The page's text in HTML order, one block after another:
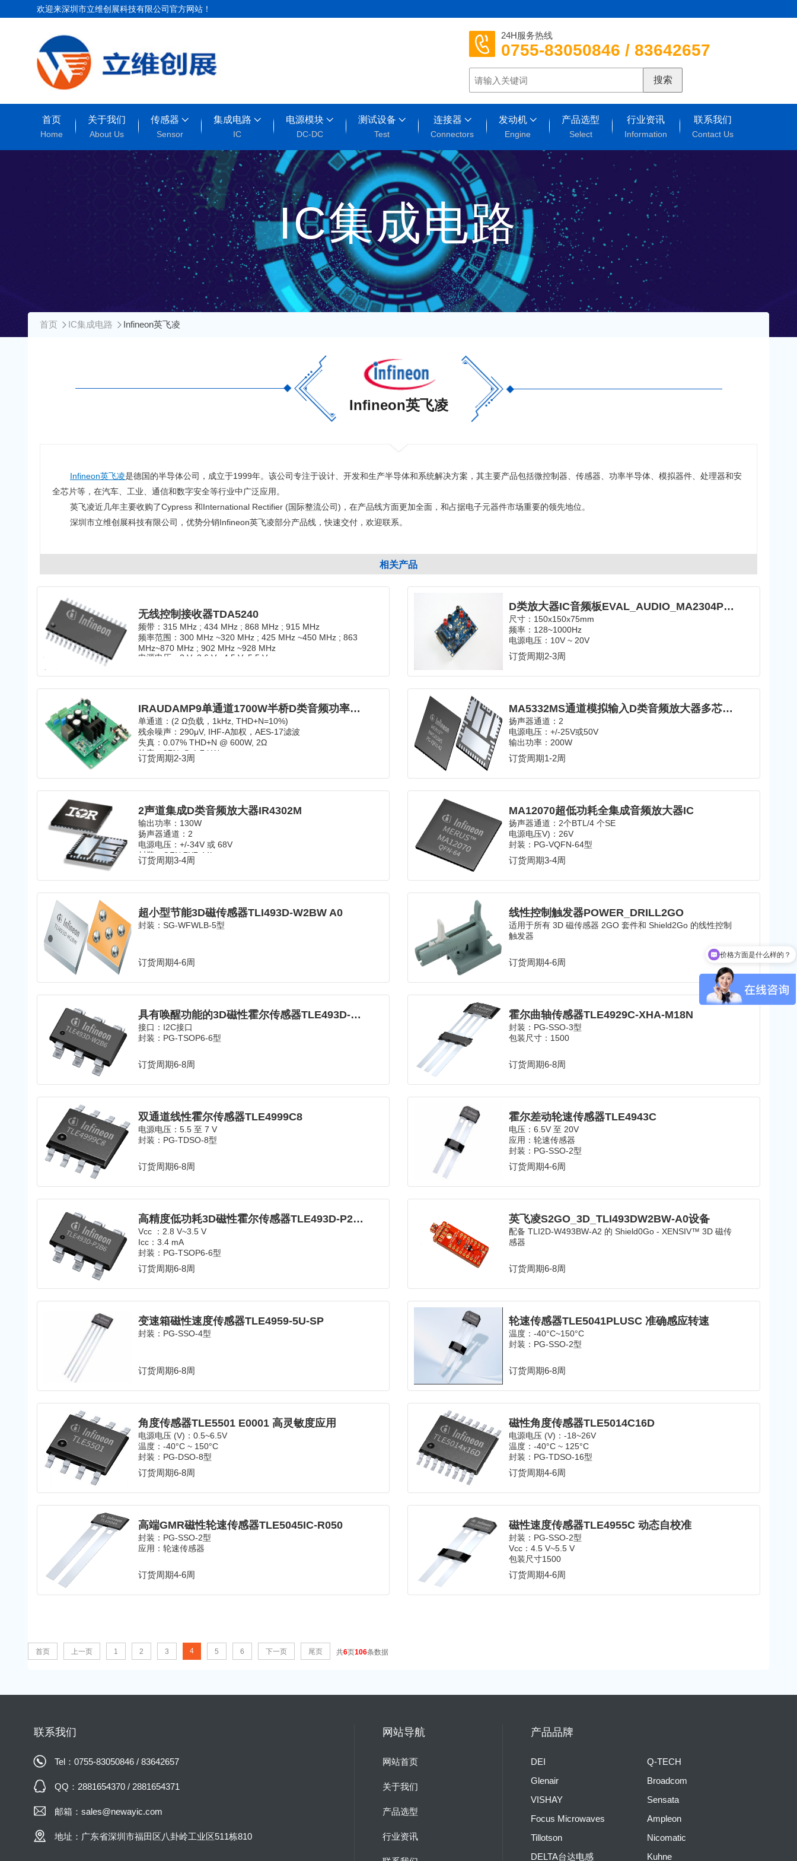
欢迎来深圳市立维创展科技有限公司官方网站！
24H服务热线
0755-83050846 / 83642657
搜索
首页
Home
关于我们
About Us
传感器
Sensor
集成电路
IC
电源模块
DC-DC
测试设备
Test
连接器
Connectors
发动机
Engine
产品选型
Select
行业资讯
Information
联系我们
Contact Us
IC集成电路
首页 IC集成电路 Infineon英飞凌
Infineon英飞凌
Infineon英飞凌是德国的半导体公司，成立于1999年。该公司专注于设计、开发和生产半导体和系统解决方案，其主要产品包括微控制器、传感器、功率半导体、模拟器件、处理器和安
全芯片等，在汽车、工业、通信和数字安全等行业中广泛应用。
英飞凌近几年主要收购了Cypress 和International Rectifier (国际整流公司)，在产品线方面更加全面，和占据电子元器件市场重要的领先地位。
深圳市立维创展科技有限公司，优势分销Infineon英飞凌部分产品线，快速交付，欢迎联系。
相关产品
无线控制接收器TDA5240
频带：315 MHz ; 434 MHz ; 868 MHz ; 915 MHz
频率范围：300 MHz ~320 MHz ; 425 MHz ~450 MHz ; 863
MHz~870 MHz ; 902 MHz ~928 MHz
电源电压：3 V~3.6 V ; 4.5 V~5.5 V
D类放大器IC音频板EVAL_AUDIO_MA2304PNS_B
尺寸：150x150x75mm
频率：128~1000Hz
电源电压：10V ~ 20V
订货周期2-3周
IRAUDAMP9单通道1700W半桥D类音频功率放大器
单通道：(2 Ω负载，1kHz, THD+N=10%)
残余噪声：290μV, IHF-A加权，AES-17滤波
失真：0.07% THD+N @ 600W, 2Ω
效率：97% @ 1.7 kW
订货周期2-3周
MA5332MS通道模拟输入D类音频放大器多芯片模块
扬声器通道：2
电源电压：+/-25V或50V
输出功率：200W
订货周期1-2周
2声道集成D类音频放大器IR4302M
输出功率：130W
扬声器通道：2
电源电压：+/-34V 或 68V
封装：QFN 7X7 44L
订货周期3-4周
MA12070超低功耗全集成音频放大器IC
扬声器通道：2个BTL/4 个SE
电源电压V)：26V
封装：PG-VQFN-64型
订货周期3-4周
超小型节能3D磁传感器TLI493D-W2BW A0
封装：SG-WFWLB-5型
订货周期4-6周
线性控制触发器POWER_DRILL2GO
适用于所有 3D 磁传感器 2GO 套件和 Shield2Go 的线性控制
触发器
订货周期4-6周
具有唤醒功能的3D磁性霍尔传感器TLE493D-W2B6 A0
接口：I2C接口
封装：PG-TSOP6-6型
订货周期6-8周
霍尔曲轴传感器TLE4929C-XHA-M18N
封装：PG-SSO-3型
包装尺寸：1500
订货周期6-8周
双通道线性霍尔传感器TLE4999C8
电源电压：5.5 至 7 V
封装：PG-TDSO-8型
订货周期6-8周
霍尔差动轮速传感器TLE4943C
电压：6.5V 至 20V
应用：轮速传感器
封装：PG-SSO-2型
订货周期4-6周
高精度低功耗3D磁性霍尔传感器TLE493D-P2B6 A0
Vcc ：2.8 V~3.5 V
Icc：3.4 mA
封装：PG-TSOP6-6型
订货周期6-8周
英飞凌S2GO_3D_TLI493DW2BW-A0设备
配备 TLI2D-W493BW-A2 的 Shield0Go - XENSIV™ 3D 磁传
感器
订货周期6-8周
变速箱磁性速度传感器TLE4959-5U-SP
封装：PG-SSO-4型
订货周期6-8周
轮速传感器TLE5041PLUSC 准确感应转速
温度：-40°C~150°C
封装：PG-SSO-2型
订货周期6-8周
角度传感器TLE5501 E0001 高灵敏度应用
电源电压 (V)：0.5~6.5V
温度：-40°C ~ 150°C
封装：PG-DSO-8型
订货周期6-8周
磁性角度传感器TLE5014C16D
电源电压 (V)：-18~26V
温度：-40°C ~ 125°C
封装：PG-TDSO-16型
订货周期4-6周
高端GMR磁性轮速传感器TLE5045IC-R050
封装：PG-SSO-2型
应用：轮速传感器
订货周期4-6周
磁性速度传感器TLE4955C 动态自校准
封装：PG-SSO-2型
Vcc：4.5 V~5.5 V
包装尺寸1500
订货周期4-6周
首页 上一页 1 2 3 4 5 6 下一页 尾页 共6页106条数据
联系我们
Tel：0755-83050846 / 83642657
QQ：2881654370 / 2881654371
邮箱：sales@newayic.com
地址：广东省深圳市福田区八卦岭工业区511栋810
网站导航
网站首页
关于我们
产品选型
行业资讯
产品品牌
DEI
Glenair
VISHAY
Focus Microwaves
Tillotson
DELTA台达电感
Q-TECH
Broadcom
Sensata
Ampleon
Nicomatic
Kuhne
价格方面是什么样的？